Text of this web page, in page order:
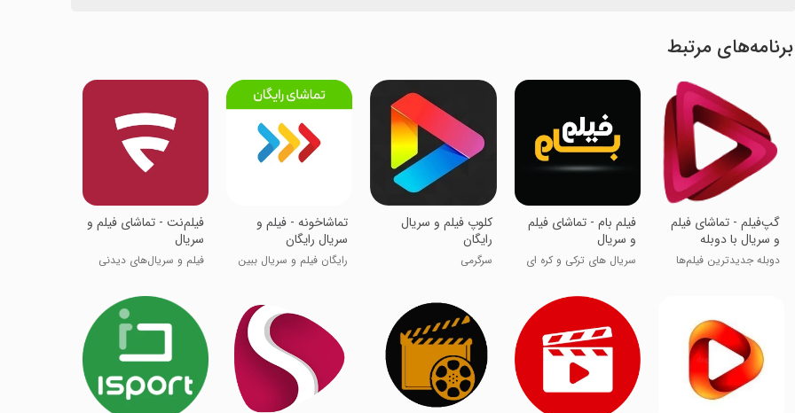
برنامه‌های مرتبط
‏‏‏‏‏‏‏‏‏‏‏‏‏‏‏‏‏‏‏‏‏گپ‎‌فیلم - تماشای فیلم
و سریال با دوبله
دوبله جدیدترین فیلم‌ها
‏‏‏‏‏‏‏‏‏‏‏‏فیلم بام - تماشای فیلم
و سریال
سریال های ترکی و کره ای
کلوپ فیلم و سریال
رایگان
سرگرمی
تماشاخونه - فیلم و
سریال رایگان
رایگان فیلم و سریال ببین
‏فیلم‌نت - تماشای فیلم و
سریال
فیلم و سریال‌های دیدنی